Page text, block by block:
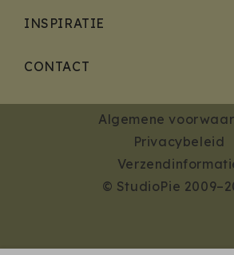
INSPIRATIE
CONTACT
Algemene
Privacybeleid
© StudioPie